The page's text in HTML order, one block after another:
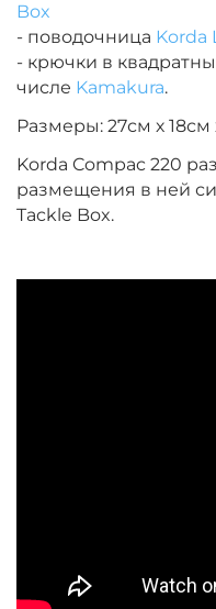
Box
- поводочница Korda
- крючки в
числе Kamakura.
Размеры: 27см х 18см
Korda Compac 220
размещения в ней
Tackle Box.